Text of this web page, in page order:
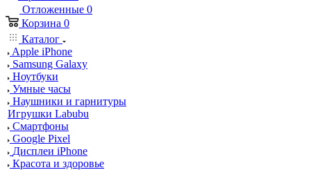
Отложенные 0
Корзина 0
Каталог
Apple iPhone
Samsung Galaxy
Ноутбуки
Умные часы
Наушники и гарнитуры
Игрушки Labubu
Смартфоны
Google Pixel
Дисплеи iPhone
Красота и здоровье